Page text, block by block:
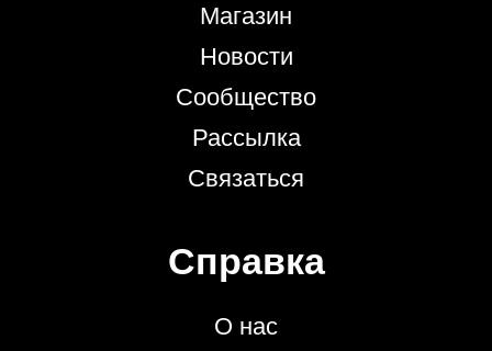
Магазин
Новости
Сообщество
Рассылка
Связаться
Справка
О нас